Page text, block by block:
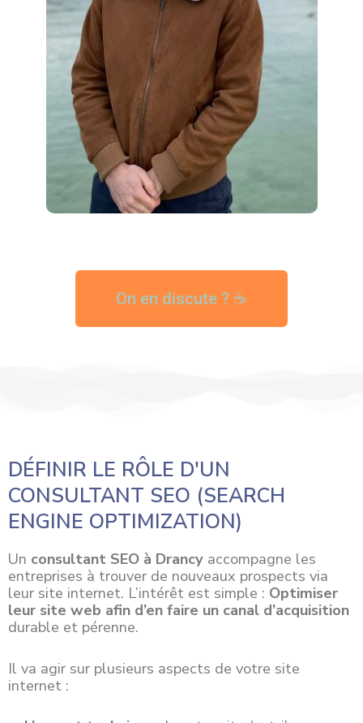
On en discute ? ☕
DÉFINIR LE RÔLE D'UN
CONSULTANT SEO (SEARCH
ENGINE OPTIMIZATION)
Un consultant SEO à Drancy accompagne les
entreprises à trouver de nouveaux prospects via
leur site internet. L’intérêt est simple : Optimiser
leur site web afin d’en faire un canal d’acquisition
durable et pérenne.
Il va agir sur plusieurs aspects de votre site
internet :